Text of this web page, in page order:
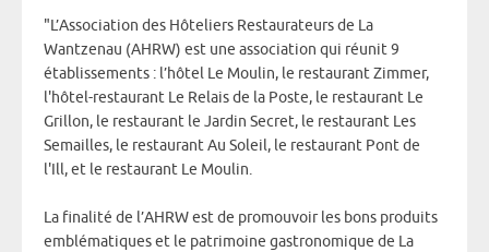
"L’Association des Hôteliers Restaurateurs de La
Wantzenau (AHRW) est une association qui réunit 9
établissements : l’hôtel Le Moulin, le restaurant Zimmer,
l'hôtel-restaurant Le Relais de la Poste, le restaurant Le
Grillon, le restaurant le Jardin Secret, le restaurant Les
Semailles, le restaurant Au Soleil, le restaurant Pont de
l'Ill, et le restaurant Le Moulin.
La finalité de l’AHRW est de promouvoir les bons produits
emblématiques et le patrimoine gastronomique de La